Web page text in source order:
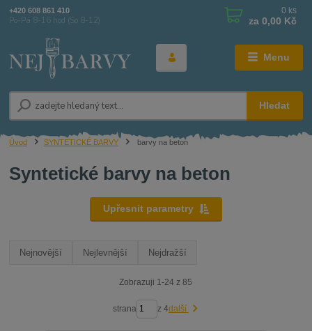
Menu
Hledat
+420 608 861 410
Po-Pá 8-16 hod (So 8-12)
0 ks
za 0,00 Kč
Úvod SYNTETICKÉ BARVY barvy na beton
Syntetické barvy na beton
Upřesnit parametry
Nejnovější Nejlevnější Nejdražší
Zobrazuji 1-24 z 85
strana z 4další